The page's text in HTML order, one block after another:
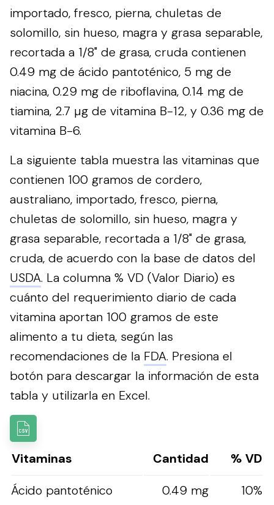
importado, fresco, pierna, chuletas de
solomillo, sin hueso, magra y grasa separable,
recortada a 1/8" de grasa, cruda contienen
0.49 mg de ácido pantoténico, 5 mg de
niacina, 0.29 mg de riboflavina, 0.14 mg de
tiamina, 2.7 µg de vitamina B-12, y 0.36 mg de
vitamina B-6.
La siguiente tabla muestra las vitaminas que
contienen 100 gramos de cordero,
australiano, importado, fresco, pierna,
chuletas de solomillo, sin hueso, magra y
grasa separable, recortada a 1/8" de grasa,
cruda, de acuerdo con la base de datos del
USDA. La columna % VD (Valor Diario) es
cuánto del requerimiento diario de cada
vitamina aportan 100 gramos de este
alimento a tu dieta, según las
recomendaciones de la FDA. Presiona el
botón para descargar la información de esta
tabla y utilizarla en Excel.
Vitaminas Cantidad
% VD
Ácido pantoténico
0.49 mg
10%